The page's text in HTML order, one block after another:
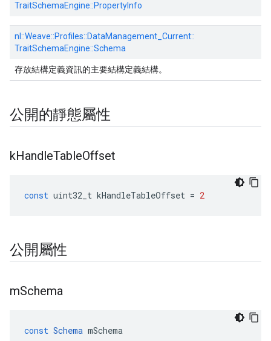
TraitSchemaEngine::PropertyInfo
nl::Weave::Profiles::DataManagement_Current::
TraitSchemaEngine::Schema
存放結構定義資訊的主要結構定義結構。
公開的靜態屬性
kHandleTableOffset
const uint32_t kHandleTableOffset = 2
公開屬性
mSchema
const Schema mSchema